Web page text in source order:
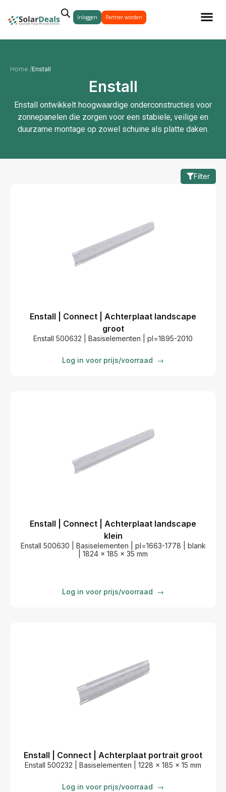
Inloggen Partner worden
Home /Enstall
Enstall
Enstall ontwikkelt hoogwaardige onderconstructies voor
zonnepanelen die zorgen voor een stabiele, veilige en
duurzame montage op zowel schuine als platte daken.
Filter
Enstall | Connect | Achterplaat landscape
groot
Enstall 500632 | Basiselementen | pl=1895-2010
Log in voor prijs/voorraad →
Enstall | Connect | Achterplaat landscape
klein
Enstall 500630 | Basiselementen | pl=1663-1778 | blank
| 1824 x 185 x 35 mm
Log in voor prijs/voorraad →
Enstall | Connect | Achterplaat portrait groot
Enstall 500232 | Basiselementen | 1228 x 185 x 15 mm
Log in voor prijs/voorraad →